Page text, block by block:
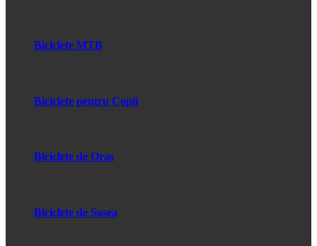
Biciclete MTB
Biciclete pentru Copii
Biciclete de Oras
Biciclete de Sosea